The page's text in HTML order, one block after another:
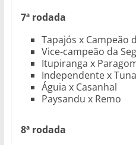
7ª rodada
Tapajós x Campeão
Vice-campeão da
Itupiranga x
Independente x Tuna
Águia x Casanhal
Paysandu x Remo
8ª rodada